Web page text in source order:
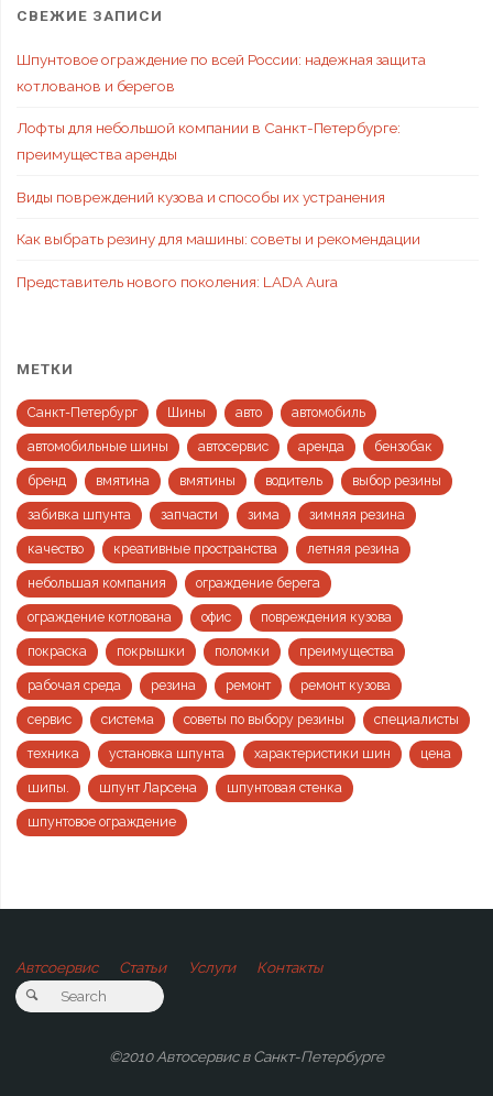
СВЕЖИЕ ЗАПИСИ
Шпунтовое ограждение по всей России: надежная защита
котлованов и берегов
Лофты для небольшой компании в Санкт-Петербурге:
преимущества аренды
Виды повреждений кузова и способы их устранения
Как выбрать резину для машины: советы и рекомендации
Представитель нового поколения: LADA Aura
МЕТКИ
Санкт-Петербург Шины авто автомобиль
автомобильные шины автосервис аренда бензобак
бренд вмятина вмятины водитель выбор резины
забивка шпунта запчасти зима зимняя резина
качество креативные пространства летняя резина
небольшая компания ограждение берега
ограждение котлована офис повреждения кузова
покраска покрышки поломки преимущества
рабочая среда резина ремонт ремонт кузова
сервис система советы по выбору резины специалисты
техника установка шпунта характеристики шин цена
шипы. шпунт Ларсена шпунтовая стенка
шпунтовое ограждение
Автсоервис Статьи Услуги Контакты
©2010 Автосервис в Санкт-Петербурге